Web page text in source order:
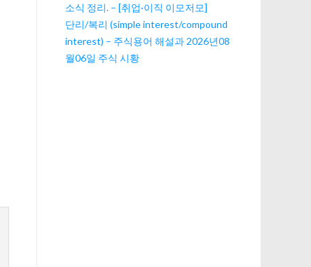
소식 정리. – [취업·이직 이모저모]
단리/복리 (simple interest/compound
interest) – 주식용어 해설과 2026년08
월06일 주식 시황